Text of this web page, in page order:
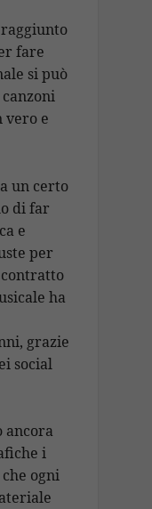
fare
si può
vero e
un certo
di far
e
per
ha
grazie
social
ancora
i
ogni